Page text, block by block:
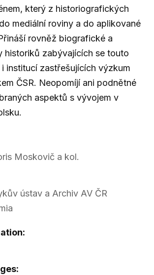
který z historiografických
mediální roviny a do aplikované
rovněž biografické a
historiků zabývajících se touto
institucí zastřešujících výzkum
ČSR. Neopomíjí ani podnětné
aspektů s vývojem v
Moskovič a kol.
ústav a Archiv AV ČR